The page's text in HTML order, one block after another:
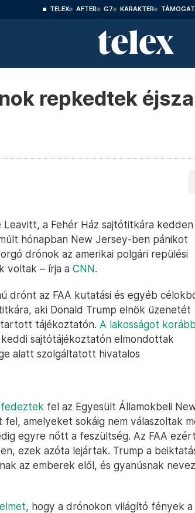
TELEX AFTER G7 KARAKTER
repkedtek
Leavitt, a Fehér Ház sajtótitkára kedden
hónapban New Jersey-ben pánikot
drónok az amerikai polgári repülési
voltak – írja a CNN.
drónt az FAA kutatási és egyéb
aki Donald Trump elnök üzenetét
tájékoztatón. A lakosságot
sajtótájékoztatón elmondottak
alatt szolgáltatott hivatalos
fel az Egyesült Államokbeli
amelyeket sokáig nem válaszoltak
egyre nőtt a feszültség. Az FAA ezért
ezek azóta lejártak. Trump a
az emberek elől, és gyanúsnak
, hogy a drónokon világító fények a